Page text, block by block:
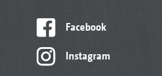
Facebook
Instagram